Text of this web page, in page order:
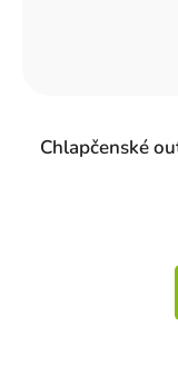
Chlapčenské